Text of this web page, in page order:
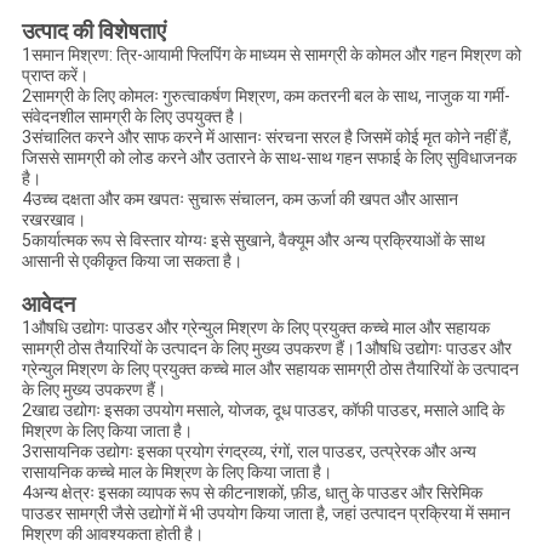
उत्पाद की विशेषताएं
1समान मिश्रण: त्रि-आयामी फ्लिपिंग के माध्यम से सामग्री के कोमल और गहन मिश्रण को
प्राप्त करें।
2सामग्री के लिए कोमलः गुरुत्वाकर्षण मिश्रण, कम कतरनी बल के साथ, नाजुक या गर्मी-
संवेदनशील सामग्री के लिए उपयुक्त है।
3संचालित करने और साफ करने में आसानः संरचना सरल है जिसमें कोई मृत कोने नहीं हैं,
जिससे सामग्री को लोड करने और उतारने के साथ-साथ गहन सफाई के लिए सुविधाजनक
है।
4उच्च दक्षता और कम खपतः सुचारू संचालन, कम ऊर्जा की खपत और आसान
रखरखाव।
5कार्यात्मक रूप से विस्तार योग्यः इसे सुखाने, वैक्यूम और अन्य प्रक्रियाओं के साथ
आसानी से एकीकृत किया जा सकता है।
आवेदन
1औषधि उद्योगः पाउडर और ग्रेन्युल मिश्रण के लिए प्रयुक्त कच्चे माल और सहायक
सामग्री ठोस तैयारियों के उत्पादन के लिए मुख्य उपकरण हैं।1औषधि उद्योगः पाउडर और
ग्रेन्युल मिश्रण के लिए प्रयुक्त कच्चे माल और सहायक सामग्री ठोस तैयारियों के उत्पादन
के लिए मुख्य उपकरण हैं।
2खाद्य उद्योगः इसका उपयोग मसाले, योजक, दूध पाउडर, कॉफी पाउडर, मसाले आदि के
मिश्रण के लिए किया जाता है।
3रासायनिक उद्योगः इसका प्रयोग रंगद्रव्य, रंगों, राल पाउडर, उत्प्रेरक और अन्य
रासायनिक कच्चे माल के मिश्रण के लिए किया जाता है।
4अन्य क्षेत्रः इसका व्यापक रूप से कीटनाशकों, फ़ीड, धातु के पाउडर और सिरेमिक
पाउडर सामग्री जैसे उद्योगों में भी उपयोग किया जाता है, जहां उत्पादन प्रक्रिया में समान
मिश्रण की आवश्यकता होती है।